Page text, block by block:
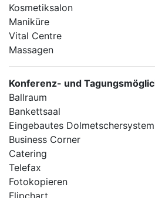
Kosmetiksalon
Maniküre
Vital Centre
Massagen
Konferenz- und
Ballraum
Bankettsaal
Eingebautes Dolmetschersystem
Business Corner
Catering
Telefax
Fotokopieren
Flipchart